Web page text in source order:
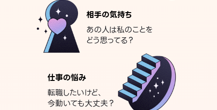
相手の気持ち
あの人は私のことを
どう思ってる？
仕事の悩み
転職したいけど、
今動いても大丈夫？